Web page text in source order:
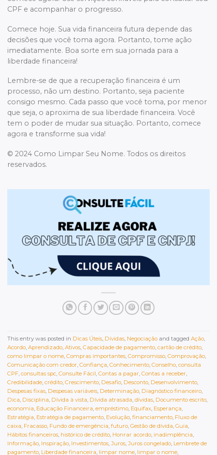
CPF e acompanhar o progresso.
Comece hoje. Sua vida financeira futura depende das
decisões que você toma agora. Portanto, tome ação
imediatamente. Boa sorte em sua jornada para a
liberdade financeira!
Lembre-se de que a recuperação financeira é um
processo, não um destino. Portanto, seja paciente
consigo mesmo. Cada passo que você toma, por menor
que seja, o aproxima de sua liberdade financeira. Você
tem o poder de mudar sua situação. Portanto, comece
agora e transforme sua vida!
© 2024 Como Limpar Seu Nome. Todos os direitos
reservados.
This entry was posted in Dicas Úteis Dívidas Negociação and tagged Ação
Acordo Aprendizado Ativos Capacidade de pagamento cartão de crédito
como limpar o nome Compras importantes Compromisso Comprovação
Comunicação com credor Confiança Conhecimento Conselho consulta
CPF consultas spc Consulte Fácil Contas a pagar Contas a receber
Credibilidade crédito Crescimento Desafio Desconto Desenvolvimento
Despesas fixas Despesas variáveis Determinação Diagnóstico financeiro
Dica Disciplina Dívida à vista Dívida atrasada dívidas Documento escrito
economia Educação Financeira empréstimo Equifax Esperança
Estratégia Estratégia de pagamento Evolução financiamento Fluxo de
caixa Fracasso Fundo de emergência futuro Gestão de dívida Guia
Hábitos financeiros histórico de crédito Honrar acordo inadimplência
Informação Inspiração Investimentos Juros Juros congelado Lembrete de
pagamento Liberdade financeira limpar nome limpar o nome